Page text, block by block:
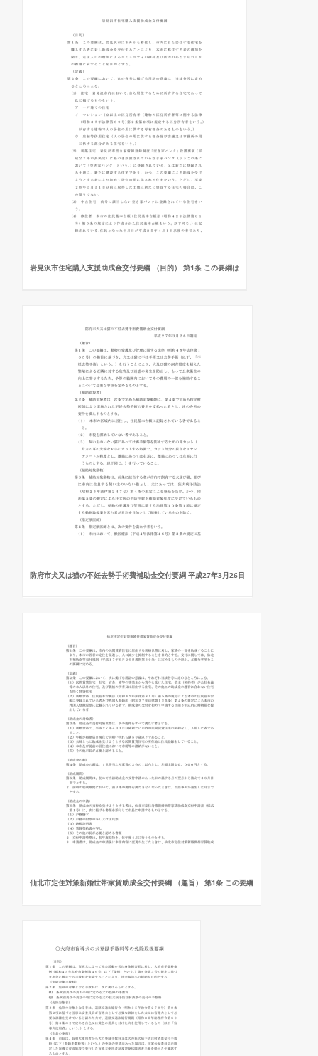
岩見沢市住宅購入支援助成金交付要綱 （目的） 第1条 この要綱は
防府市犬又は猫の不妊去勢手術費補助金交付要綱 平成27年3月26日
仙北市定住対策新婚世帯家賃助成金交付要綱 （趣旨） 第1条 この要綱